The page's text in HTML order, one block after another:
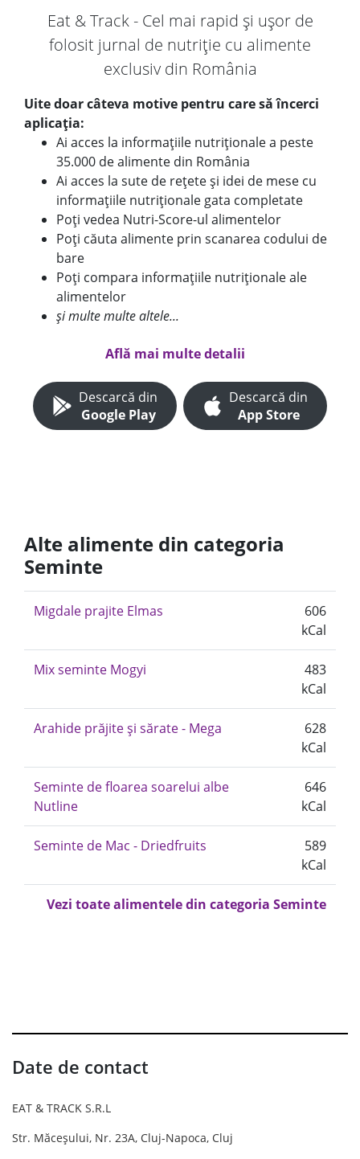
Eat & Track - Cel mai rapid și ușor de
folosit jurnal de nutriție cu alimente
exclusiv din România
Uite doar câteva motive pentru care să încerci
aplicația:
Ai acces la informațiile nutriționale a peste
35.000 de alimente din România
Ai acces la sute de rețete și idei de mese cu
informațiile nutriționale gata completate
Poți vedea Nutri-Score-ul alimentelor
Poți căuta alimente prin scanarea codului de
bare
Poți compara informațiile nutriționale ale
alimentelor
și multe multe altele...
Află mai multe detalii
Descarcă din
Google Play
Descarcă din
App Store
Alte alimente din categoria
Seminte
Migdale prajite Elmas
606
kCal
Mix seminte Mogyi
483
kCal
Arahide prăjite și sărate - Mega
628
kCal
Seminte de floarea soarelui albe
Nutline
646
kCal
Seminte de Mac - Driedfruits
589
kCal
Vezi toate alimentele din categoria Seminte
Date de contact
EAT & TRACK S.R.L
Str. Măceșului, Nr. 23A, Cluj-Napoca, Cluj